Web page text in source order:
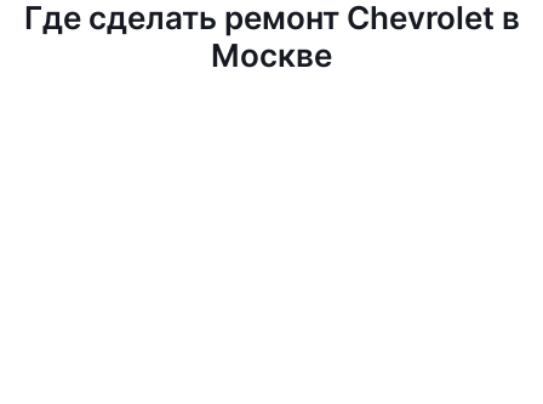
Где сделать ремонт Chevrolet в
Москве